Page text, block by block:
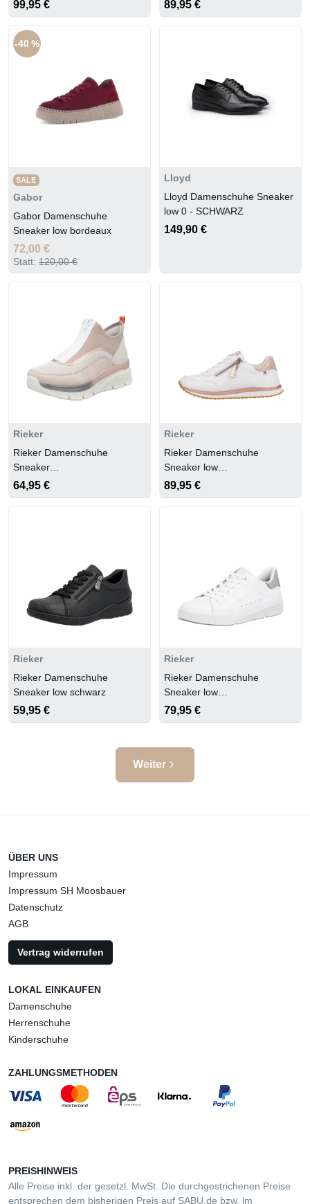
99,95 € 89,95 €
SALE
Gabor
Gabor Damenschuhe
Sneaker low bordeaux
72,00 €
Statt: 120,00 €
-40 %
Lloyd
Lloyd Damenschuhe Sneaker
low 0 - SCHWARZ
149,90 €
Rieker
Rieker Damenschuhe
Sneaker
rose/kreide/kupfer/crema/perlrosa
64,95 €
Rieker
Rieker Damenschuhe
Sneaker low
sportweiss/weiss/rosegold/kupfer
89,95 €
Rieker
Rieker Damenschuhe
Sneaker low schwarz
59,95 €
Rieker
Rieker Damenschuhe
Sneaker low
weiss/cement/weiss
79,95 €
Weiter
ÜBER UNS
Impressum
Impressum SH Moosbauer
Datenschutz
AGB
Vertrag widerrufen
LOKAL EINKAUFEN
Damenschuhe
Herrenschuhe
Kinderschuhe
ZAHLUNGSMETHODEN
PREISHINWEIS
Alle Preise inkl. der gesetzl. MwSt. Die durchgestrichenen Preise
entsprechen dem bisherigen Preis auf SABU.de bzw. im